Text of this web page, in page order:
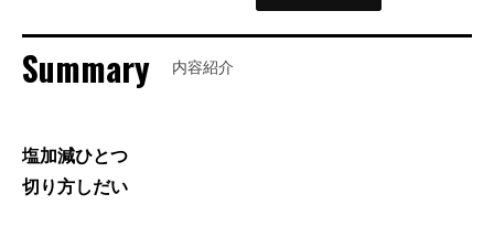
Summary 内容紹介
塩加減ひとつ
切り方しだい